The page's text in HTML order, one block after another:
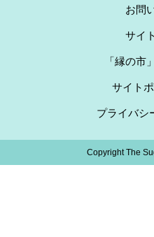
お問
サイ
「縁の市
サイト
プライバシ
Copyright The